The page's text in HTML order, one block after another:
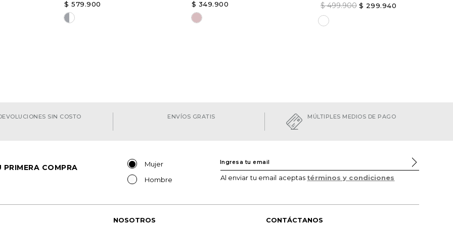
$ 579.900 $ 349.900 $ 499.900 $ 299.940
SIN COSTO ENVÍOS GRATIS MÚLTIPLES MEDIOS DE PAGO
COMPRA
Mujer
Hombre
Al enviar tu email aceptas términos y condiciones
NOSOTROS CONTÁCTANOS